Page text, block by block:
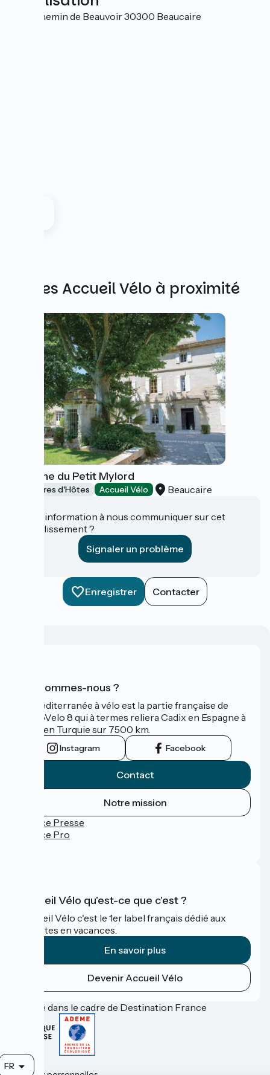
FR
6482 chemin de Beauvoir 30300 Beaucaire
Autres Accueil Vélo à proximité
Domaine du Petit Mylord
Chambres d'Hôtes Accueil Vélo Beaucaire
Une information à nous communiquer sur cet
établissement ?
Signaler un problème
Enregistrer Contacter
Qui sommes-nous ?
La Méditerranée à vélo est la partie française de
l'EuroVelo 8 qui à termes reliera Cadix en Espagne à
Izmir en Turquie sur 7500 km.
Instagram Facebook
Contact
Notre mission
Espace Presse
Espace Pro
Accueil Vélo qu'est-ce que c'est ?
Accueil Vélo c'est le 1er label français dédié aux
cyclistes en vacances.
En savoir plus
Devenir Accueil Vélo
Financé dans le cadre de Destination France
Contact